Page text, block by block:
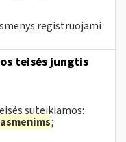
registruojami
teisės jungtis
suteikiamos:
asmenims;